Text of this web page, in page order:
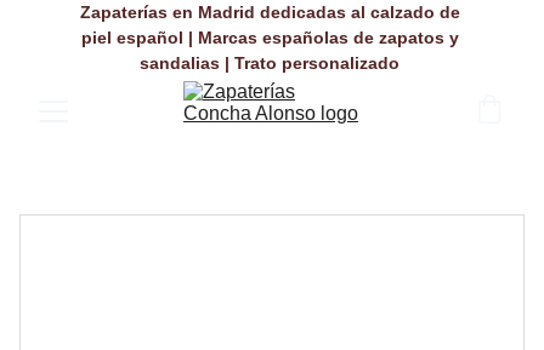
Zapaterías en Madrid dedicadas al calzado de
piel español | Marcas españolas de zapatos y
sandalias | Trato personalizado